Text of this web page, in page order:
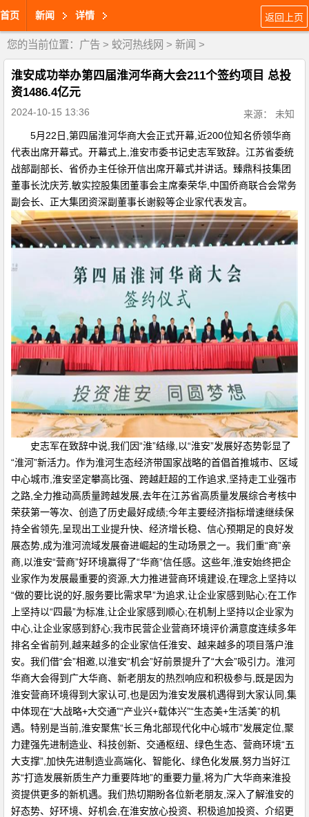
首页 新闻 详情 返回上页
您的当前位置： 广告 > 蛟河热线网 > 新闻 >
淮安成功举办第四届淮河华商大会211个签约项目 总投
资1486.4亿元
2024-10-15 13:36
来源： 未知
5月22日,第四届淮河华商大会正式开幕,近200位知名侨领华商
代表出席开幕式。开幕式上,淮安市委书记史志军致辞。江苏省委统
战部副部长、省侨办主任徐开信出席开幕式并讲话。臻鼎科技集团
董事长沈庆芳,敏实控股集团董事会主席秦荣华,中国侨商联合会常务
副会长、正大集团资深副董事长谢毅等企业家代表发言。
史志军在致辞中说,我们因“淮”结缘,以“淮安”发展好态势彰显了
“淮河”新活力。作为淮河生态经济带国家战略的首倡首推城市、区域
中心城市,淮安坚定攀高比强、跨越赶超的工作追求,坚持走工业强市
之路,全力推动高质量跨越发展,去年在江苏省高质量发展综合考核中
荣获第一等次、创造了历史最好成绩;今年主要经济指标增速继续保
持全省领先,呈现出工业提升快、经济增长稳、信心预期足的良好发
展态势,成为淮河流域发展奋进崛起的生动场景之一。我们重“商”亲
商,以淮安“营商”好环境赢得了“华商”信任感。这些年,淮安始终把企
业家作为发展最重要的资源,大力推进营商环境建设,在理念上坚持以
“做的要比说的好,服务要比需求早”为追求,让企业家感到贴心;在工作
上坚持以“四最”为标准,让企业家感到顺心;在机制上坚持以企业家为
中心,让企业家感到舒心;我市民营企业营商环境评价满意度连续多年
排名全省前列,越来越多的企业家信任淮安、越来越多的项目落户淮
安。我们借“会”相邀,以淮安“机会”好前景提升了“大会”吸引力。淮河
华商大会得到广大华商、新老朋友的热烈响应和积极参与,既是因为
淮安营商环境得到大家认可,也是因为淮安发展机遇得到大家认同,集
中体现在“大战略+大交通”“产业兴+载体兴”“生态美+生活美”的机
遇。特别是当前,淮安聚焦“长三角北部现代化中心城市”发展定位,聚
力建强先进制造业、科技创新、交通枢纽、绿色生态、营商环境“五
大支撑”,加快先进制造业高端化、智能化、绿色化发展,努力当好江
苏“打造发展新质生产力重要阵地”的重要力量,将为广大华商来淮投
资提供更多的新机遇。我们热切期盼各位新老朋友,深入了解淮安的
好态势、好环境、好机会,在淮安放心投资、积极追加投资、介绍更